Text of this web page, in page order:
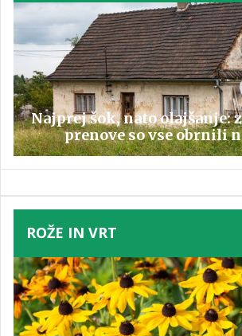
Najprej šok, nato olajšanje:
prenove so vse obrnili
ROŽE IN VRT